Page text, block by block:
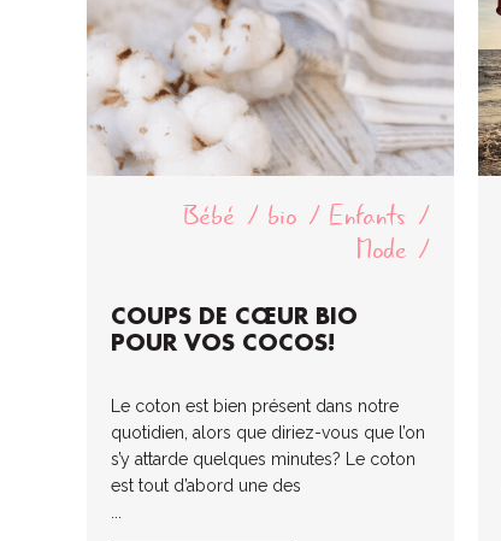
Bébé bio
Enfants
Mode
COUPS DE CŒUR BIO
POUR VOS COCOS!
Le coton est bien présent dans notre
quotidien, alors que diriez-vous que l’on
s’y attarde quelques minutes? Le coton
est tout d’abord une des